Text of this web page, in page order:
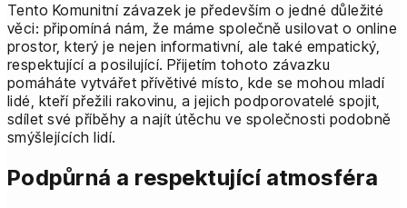
Tento Komunitní závazek je především o jedné důležité
věci: připomíná nám, že máme společně usilovat o online
prostor, který je nejen informativní, ale také empatický,
respektující a posilující. Přijetím tohoto závazku
pomáháte vytvářet přívětivé místo, kde se mohou mladí
lidé, kteří přežili rakovinu, a jejich podporovatelé spojit,
sdílet své příběhy a najít útěchu ve společnosti podobně
smýšlejících lidí.
Podpůrná a respektující atmosféra